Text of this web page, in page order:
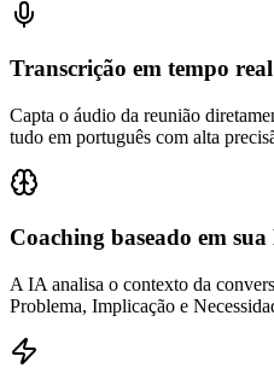
Transcrição em tempo real
Capta o áudio da reunião
tudo em português com alta
Coaching baseado em
A IA analisa o contexto da
Problema, Implicação e